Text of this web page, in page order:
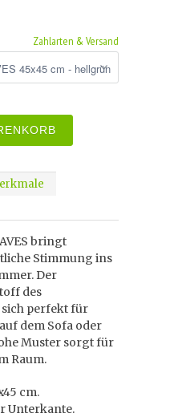
Zahlarten & Versand
bringt
Stimmung ins
Der
des
sich perfekt für
dem Sofa oder
Muster sorgt für
Raum.
cm.
Unterkante.